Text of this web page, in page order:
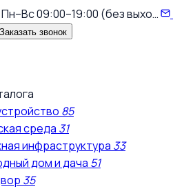
Пн–Вс 09:00–19:00 (без выхо…
Заказать звонок
85
среда 31
инфраструктура 33
дом и дача 51
35